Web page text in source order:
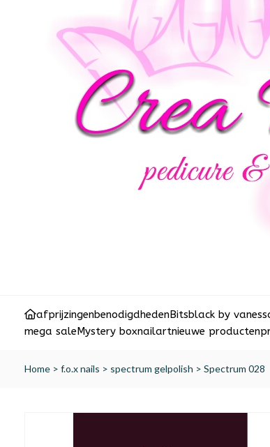
afprijzingenbenodigdhedenBitsblack by
mega saleMystery boxnailartnieuwe producten
Home > f.o.x nails > spectrum gelpolish > Spectrum 028